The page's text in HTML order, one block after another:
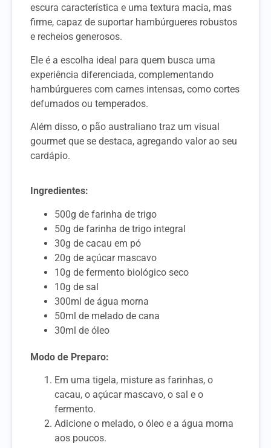
escura característica e uma textura macia, mas
firme, capaz de suportar hambúrgueres robustos
e recheios generosos.
Ele é a escolha ideal para quem busca uma
experiência diferenciada, complementando
hambúrgueres com carnes intensas, como cortes
defumados ou temperados.
Além disso, o pão australiano traz um visual
gourmet que se destaca, agregando valor ao seu
cardápio.
Ingredientes:
500g de farinha de trigo
50g de farinha de trigo integral
30g de cacau em pó
20g de açúcar mascavo
10g de fermento biológico seco
10g de sal
300ml de água morna
50ml de melado de cana
30ml de óleo
Modo de Preparo:
Em uma tigela, misture as farinhas, o
cacau, o açúcar mascavo, o sal e o
fermento.
Adicione o melado, o óleo e a água morna
aos poucos.